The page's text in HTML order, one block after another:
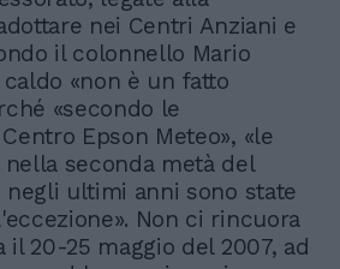
nei Centri Anziani e
il colonnello Mario
«non è un fatto
«secondo le
Epson Meteo», «le
seconda metà del
negli ultimi anni sono state
Non ci rincuora
20-25 maggio del 2007, ad